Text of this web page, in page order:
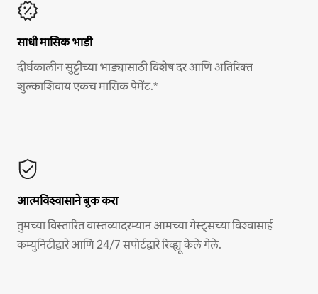
साधी मासिक भाडी
दीर्घकालीन सुट्टीच्या भाड्यासाठी विशेष दर आणि अतिरिक्त
शुल्काशिवाय एकच मासिक पेमेंट.*
आत्मविश्वासाने बुक करा
तुमच्या विस्तारित वास्तव्यादरम्यान आमच्या गेस्ट्सच्या विश्वासार्ह
कम्युनिटीद्वारे आणि 24/7 सपोर्टद्वारे रिव्ह्यू केले गेले.